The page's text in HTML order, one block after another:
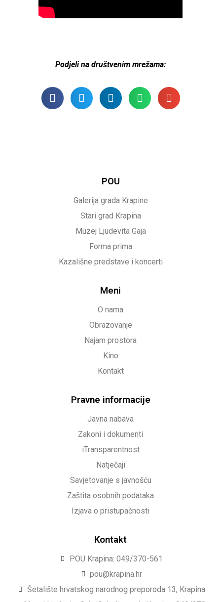
Podjeli na društvenim mrežama:
POU
Galerija grada Krapine
Stari grad Krapina
Muzej Ljudevita Gaja
Forma prima
Kazališne predstave i koncerti
Meni
O nama
Obrazovanje
Najam prostora
Kino
Kontakt
Pravne informacije
Javna nabava
Zakoni i dokumenti
iTransparentnost
Natječaji
Savjetovanje s javnošću
Zaštita osobnih podataka
Izjava o pristupačnosti
Kontakt
POU Krapina: 049/370-561
pou@krapina.hr
Šetalište hrvatskog narodnog preporoda 13, Krapina